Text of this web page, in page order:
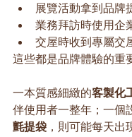
展覽活動拿到品牌
業務拜訪時使用企
交屋時收到專屬交
這些都是品牌體驗的重
一本質感細緻的客製化
伴使用者一整年；一個
氈提袋 ，則可能每天